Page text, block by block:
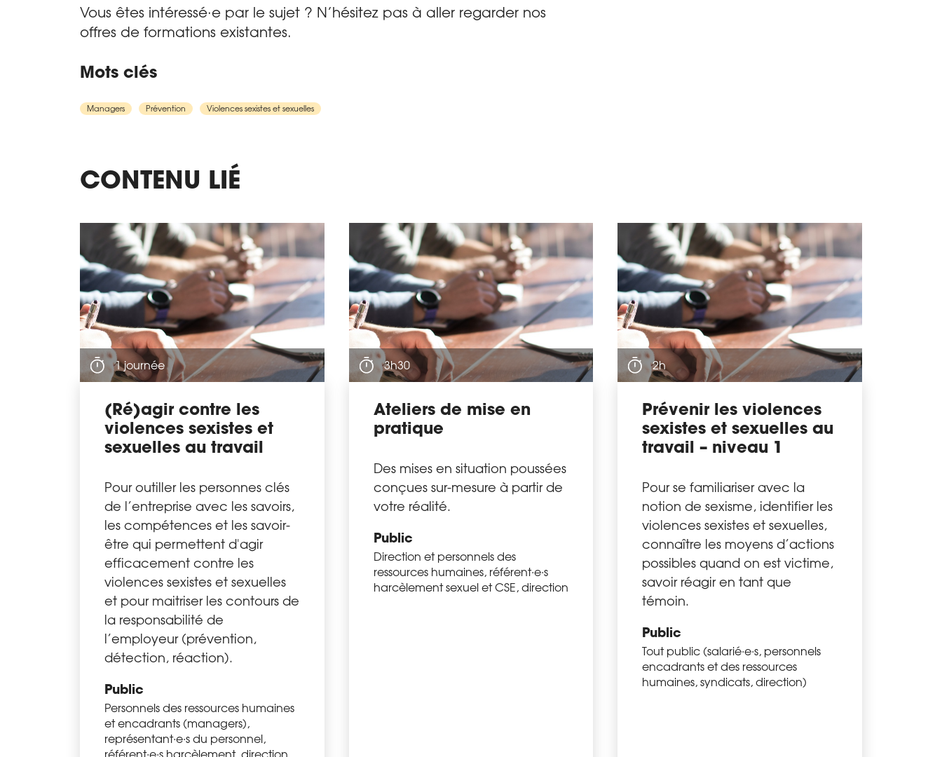
Vous êtes intéressé·e par le sujet ? N’hésitez pas à aller regarder nos
offres de formations existantes.
Mots clés
Managers Prévention Violences sexistes et sexuelles
CONTENU LIÉ
1 journée
(Ré)agir contre les
violences sexistes et
sexuelles au travail
Pour outiller les personnes clés
de l’entreprise avec les savoirs,
les compétences et les savoir-
être qui permettent d'agir
efficacement contre les
violences sexistes et sexuelles
et pour maitriser les contours de
la responsabilité de
l’employeur (prévention,
détection, réaction).
Public
Personnels des ressources humaines
et encadrants (managers),
représentant·e·s du personnel,
référent·e·s harcèlement, direction
3h30
Ateliers de mise en
pratique
Des mises en situation poussées
conçues sur-mesure à partir de
votre réalité.
Public
Direction et personnels des
ressources humaines, référent·e·s
harcèlement sexuel et CSE, direction
2h
Prévenir les violences
sexistes et sexuelles au
travail – niveau 1
Pour se familiariser avec la
notion de sexisme, identifier les
violences sexistes et sexuelles,
connaître les moyens d’actions
possibles quand on est victime,
savoir réagir en tant que
témoin.
Public
Tout public (salarié·e·s, personnels
encadrants et des ressources
humaines, syndicats, direction)